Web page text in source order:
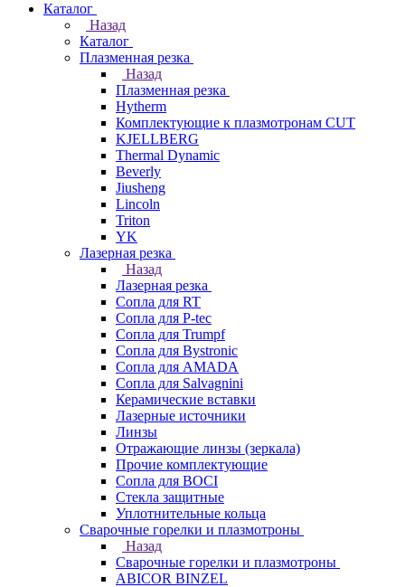
Каталог
Назад
Каталог
Плазменная резка
Назад
Плазменная резка
Hytherm
Комплектующие к плазмотронам CUT
KJELLBERG
Thermal Dynamic
Beverly
Jiusheng
Lincoln
Triton
YK
Лазерная резка
Назад
Лазерная резка
Сопла для RT
Сопла для P-tec
Сопла для Trumpf
Сопла для Bystronic
Сопла для AMADA
Сопла для Salvagnini
Керамические вставки
Лазерные источники
Линзы
Отражающие линзы (зеркала)
Прочие комплектующие
Сопла для BOCI
Стекла защитные
Уплотнительные кольца
Сварочные горелки и плазмотроны
Назад
Сварочные горелки и плазмотроны
ABICOR BINZEL